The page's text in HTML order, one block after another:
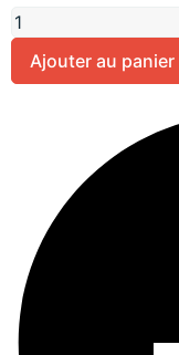
Ajouter au panier